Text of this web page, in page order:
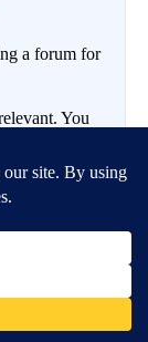
a forum for
You
submit it